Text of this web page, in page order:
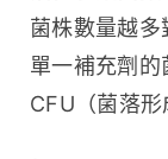
菌株數量越多
單一補充劑
CFU（菌落形